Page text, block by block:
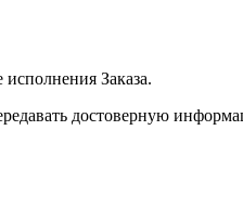
Заказа.
достоверную